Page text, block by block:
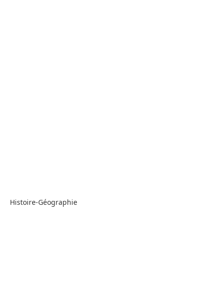
Histoire-Géographie